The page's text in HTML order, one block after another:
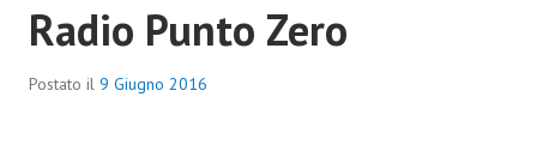
Radio Punto Zero
Postato il 9 Giugno 2016